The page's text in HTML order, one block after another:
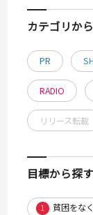
カテゴリか
PR
RADIO
リリース転載
目標から探す
1 貧困をな